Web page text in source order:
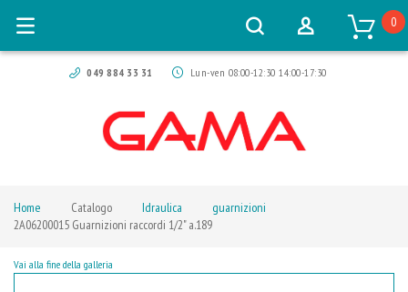
049 884 33 31 Lun-ven 08:00-12:30 14:00-17:30
0
Home Catalogo Idraulica
guarnizioni
2A06200015 Guarnizioni raccordi 1/2" a.189
Vai alla fine della galleria